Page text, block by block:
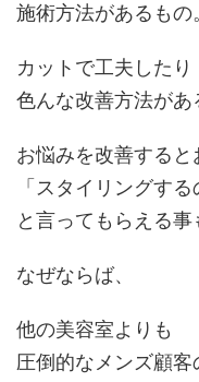
施術方法があるもの
カットで工夫したり
色んな改善方法があ
お悩みを改善すると
「スタイリングす
と言ってもらえる事
なぜならば、
他の美容室よりも
圧倒的なメンズ顧客